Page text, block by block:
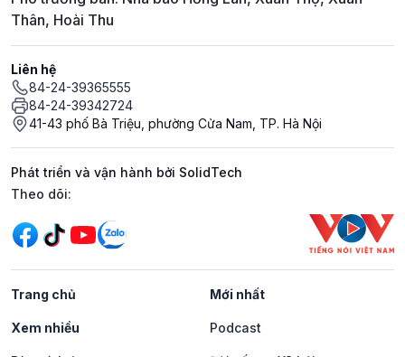
Thân, Hoài Thu
Liên hệ
84-24-39365555
84-24-39342724
41-43 phố Bà Triệu, phường Cửa Nam, TP. Hà Nội
Phát triển và vận hành bởi SolidTech
Mạng xã hội
Theo dõi:
Trang chủ Mới nhất
Xem nhiều Podcast